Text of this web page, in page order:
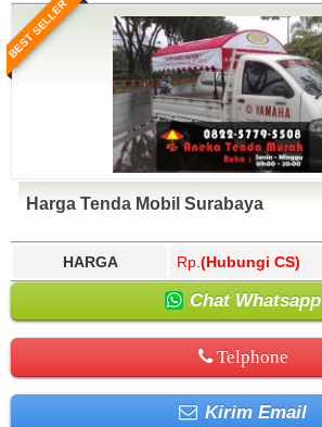
BEST SELLER
Harga Tenda Mobil Surabaya
HARGA Rp. (Hubungi CS)
Chat Whatsapp
Telphone
Kirim Email